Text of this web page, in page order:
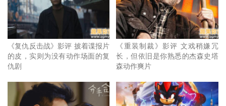
入眼帘的并非爱尔兰的景致，也未能瞥见佛萝伦丝普伊的身
影，反倒看到一幢未完成的木屋佇立于像是拍摄片场的地
方，现代设备及各式搭建材料四处散落，而镜头则是顺着旁
白缓缓转移到完整的室内场景，引领观众走进真正的故事，
走入 1862 年的爱尔兰——这个甫历经大饥荒摧残的年代，
认识能好几个月不进食的奇迹少女，以及为了寻求真相、揭
穿禁食谎言的护士。
《复仇反击战》影评 披着谍报片
的皮，实则为没有动作场面的复
仇剧
《重装制裁》影评 文戏稍嫌冗
长，但依旧是你熟悉的杰森史塔
森动作爽片